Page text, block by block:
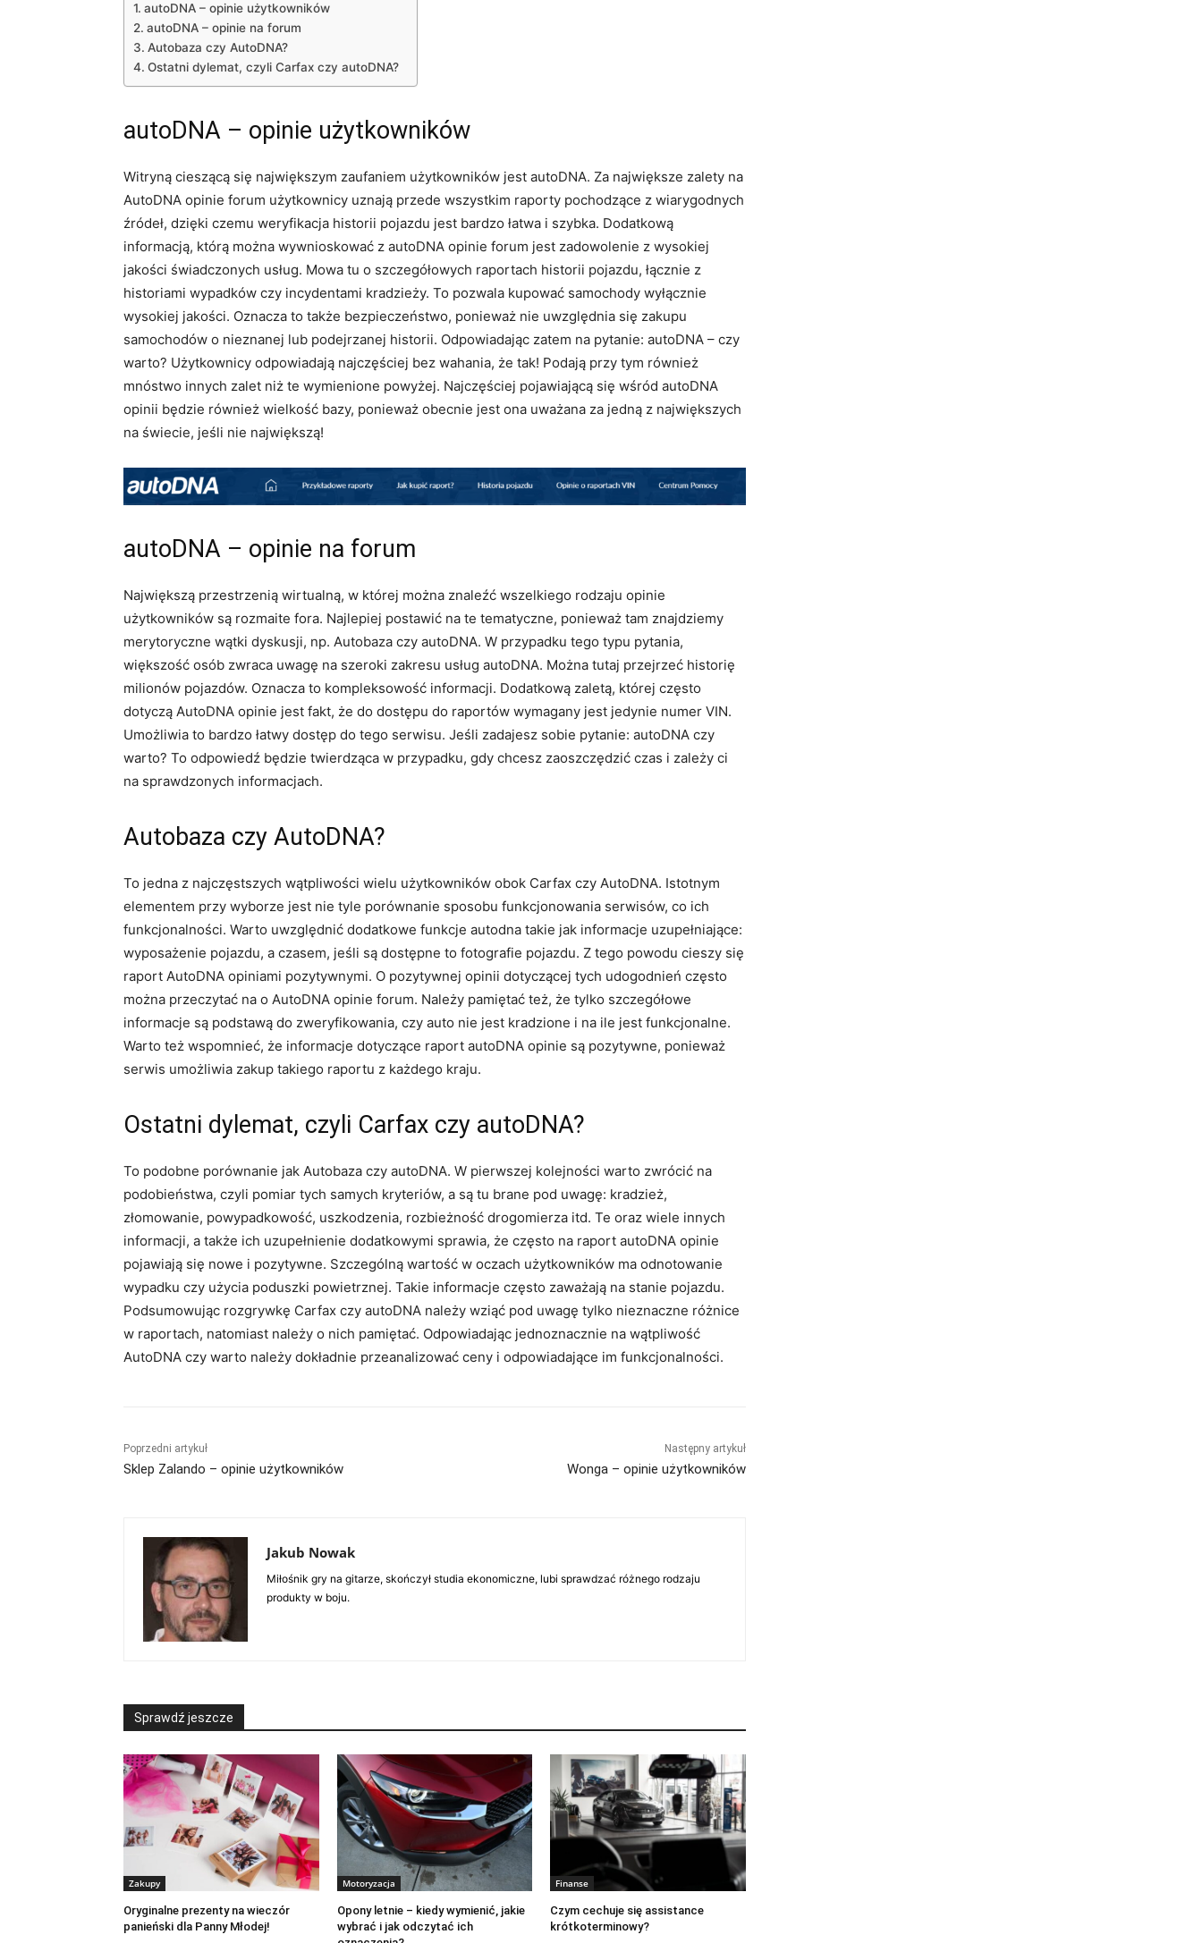
autoDNA – opinie użytkowników
autoDNA – opinie na forum
Autobaza czy AutoDNA?
Ostatni dylemat, czyli Carfax czy autoDNA?
autoDNA – opinie użytkowników
Witryną cieszącą się największym zaufaniem użytkowników jest autoDNA. Za największe zalety na
AutoDNA opinie forum użytkownicy uznają przede wszystkim raporty pochodzące z wiarygodnych
źródeł, dzięki czemu weryfikacja historii pojazdu jest bardzo łatwa i szybka. Dodatkową
informacją, którą można wywnioskować z autoDNA opinie forum jest zadowolenie z wysokiej
jakości świadczonych usług. Mowa tu o szczegółowych raportach historii pojazdu, łącznie z
historiami wypadków czy incydentami kradzieży. To pozwala kupować samochody wyłącznie
wysokiej jakości. Oznacza to także bezpieczeństwo, ponieważ nie uwzględnia się zakupu
samochodów o nieznanej lub podejrzanej historii. Odpowiadając zatem na pytanie: autoDNA – czy
warto? Użytkownicy odpowiadają najczęściej bez wahania, że tak! Podają przy tym również
mnóstwo innych zalet niż te wymienione powyżej. Najczęściej pojawiającą się wśród autoDNA
opinii będzie również wielkość bazy, ponieważ obecnie jest ona uważana za jedną z największych
na świecie, jeśli nie największą!
autoDNA – opinie na forum
Największą przestrzenią wirtualną, w której można znaleźć wszelkiego rodzaju opinie
użytkowników są rozmaite fora. Najlepiej postawić na te tematyczne, ponieważ tam znajdziemy
merytoryczne wątki dyskusji, np. Autobaza czy autoDNA. W przypadku tego typu pytania,
większość osób zwraca uwagę na szeroki zakresu usług autoDNA. Można tutaj przejrzeć historię
milionów pojazdów. Oznacza to kompleksowość informacji. Dodatkową zaletą, której często
dotyczą AutoDNA opinie jest fakt, że do dostępu do raportów wymagany jest jedynie numer VIN.
Umożliwia to bardzo łatwy dostęp do tego serwisu. Jeśli zadajesz sobie pytanie: autoDNA czy
warto? To odpowiedź będzie twierdząca w przypadku, gdy chcesz zaoszczędzić czas i zależy ci
na sprawdzonych informacjach.
Autobaza czy AutoDNA?
To jedna z najczęstszych wątpliwości wielu użytkowników obok Carfax czy AutoDNA. Istotnym
elementem przy wyborze jest nie tyle porównanie sposobu funkcjonowania serwisów, co ich
funkcjonalności. Warto uwzględnić dodatkowe funkcje autodna takie jak informacje uzupełniające:
wyposażenie pojazdu, a czasem, jeśli są dostępne to fotografie pojazdu. Z tego powodu cieszy się
raport AutoDNA opiniami pozytywnymi. O pozytywnej opinii dotyczącej tych udogodnień często
można przeczytać na o AutoDNA opinie forum. Należy pamiętać też, że tylko szczegółowe
informacje są podstawą do zweryfikowania, czy auto nie jest kradzione i na ile jest funkcjonalne.
Warto też wspomnieć, że informacje dotyczące raport autoDNA opinie są pozytywne, ponieważ
serwis umożliwia zakup takiego raportu z każdego kraju.
Ostatni dylemat, czyli Carfax czy autoDNA?
To podobne porównanie jak Autobaza czy autoDNA. W pierwszej kolejności warto zwrócić na
podobieństwa, czyli pomiar tych samych kryteriów, a są tu brane pod uwagę: kradzież,
złomowanie, powypadkowość, uszkodzenia, rozbieżność drogomierza itd. Te oraz wiele innych
informacji, a także ich uzupełnienie dodatkowymi sprawia, że często na raport autoDNA opinie
pojawiają się nowe i pozytywne. Szczególną wartość w oczach użytkowników ma odnotowanie
wypadku czy użycia poduszki powietrznej. Takie informacje często zaważają na stanie pojazdu.
Podsumowując rozgrywkę Carfax czy autoDNA należy wziąć pod uwagę tylko nieznaczne różnice
w raportach, natomiast należy o nich pamiętać. Odpowiadając jednoznacznie na wątpliwość
AutoDNA czy warto należy dokładnie przeanalizować ceny i odpowiadające im funkcjonalności.
Poprzedni artykuł
Sklep Zalando – opinie użytkowników
Następny artykuł
Wonga – opinie użytkowników
Jakub Nowak
Miłośnik gry na gitarze, skończył studia ekonomiczne, lubi sprawdzać różnego rodzaju
produkty w boju.
Sprawdź jeszcze
Zakupy
Oryginalne prezenty na wieczór
panieński dla Panny Młodej!
Motoryzacja
Opony letnie – kiedy wymienić, jakie
wybrać i jak odczytać ich
Finanse
Czym cechuje się assistance
krótkoterminowy?